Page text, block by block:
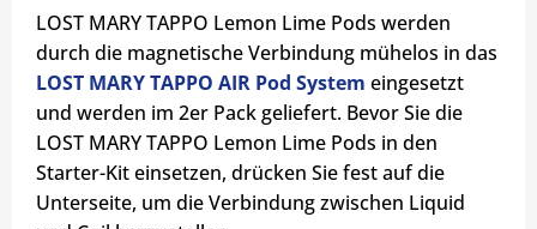
LOST MARY TAPPO Lemon Lime Pods werden
durch die magnetische Verbindung mühelos in das
LOST MARY TAPPO AIR Pod System eingesetzt
und werden im 2er Pack geliefert. Bevor Sie die
LOST MARY TAPPO Lemon Lime Pods in den
Starter-Kit einsetzen, drücken Sie fest auf die
Unterseite, um die Verbindung zwischen Liquid